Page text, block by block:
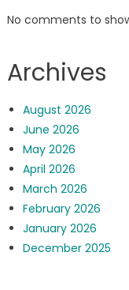
No comments to
Archives
August 2026
June 2026
May 2026
April 2026
March 2026
February 2026
January 2026
December 2025